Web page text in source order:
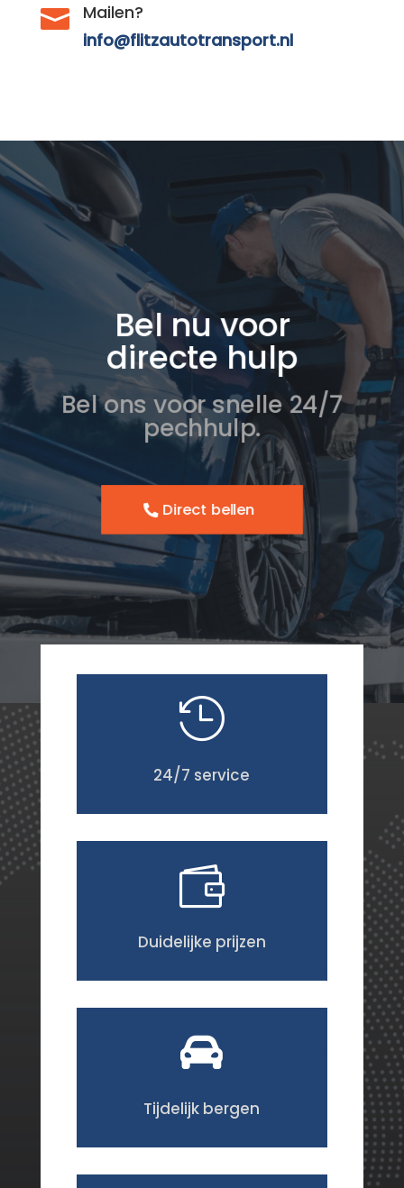

Mailen?
info@flitzautotransport.nl
Bel nu voor
directe hulp
Bel ons voor snelle 24/7
pechhulp.
Direct bellen

24/7 service

Duidelijke prijzen

Tijdelijk bergen